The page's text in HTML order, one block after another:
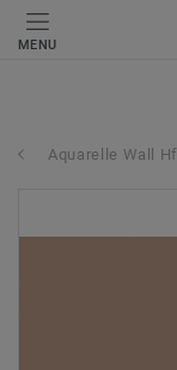
MENU
Aquarelle Wall